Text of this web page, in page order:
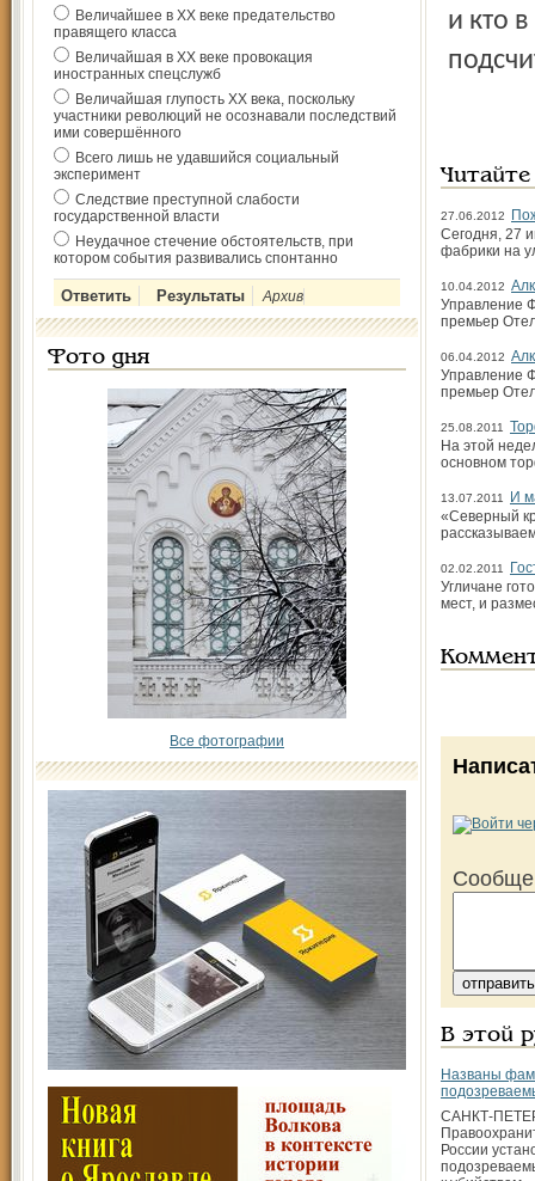
Величайшее в ХХ веке предательство
правящего класса
Величайшая в ХХ веке провокация
иностранных спецслужб
Величайшая глупость ХХ века, поскольку
участники революций не осознавали последствий
ими совершённого
Всего лишь не удавшийся социальный
эксперимент
Следствие преступной слабости
государственной власти
Неудачное стечение обстоятельств, при
котором события развивались спонтанно
Архив
Фото дня
Все фотографии
и кто
27.06.2012
Сегодня, 27
фабрики на
10.04.2012
Управление
премьер
06.04.2012
Управление
премьер
25.08.2011
На этой
основном
13.07.2011
И
«Северный
02.02.2011
Угличане
мест, и
В этой
Названы
САНКТ-
России